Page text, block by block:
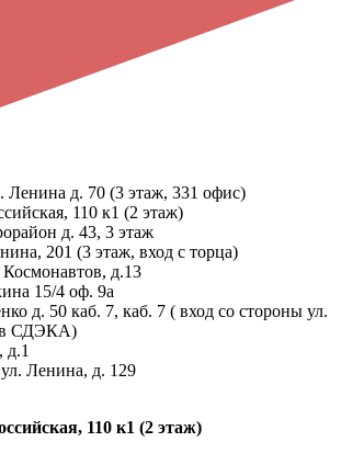
Ленина д. 70 (3 этаж, 331 офис)
110 к1 (2 этаж)
д. 43, 3 этаж
201 (3 этаж, вход с торца)
д.13
15/4 оф. 9а
д. 50 каб. 7, каб. 7 ( вход со стороны ул.
СДЭКА)
д.1
Ленина, д. 129
110 к1 (2 этаж)